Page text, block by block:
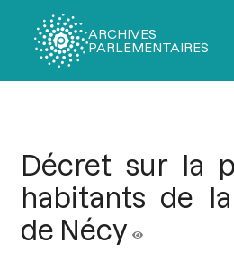
ARCHIVES
PARLEMENTAIRES
Décret sur la
habitants de
de Nécy